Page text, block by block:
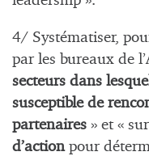
4/ Systématiser,
par les bureaux de
secteurs dans
susceptible de
partenaires » et «
d’actionpour